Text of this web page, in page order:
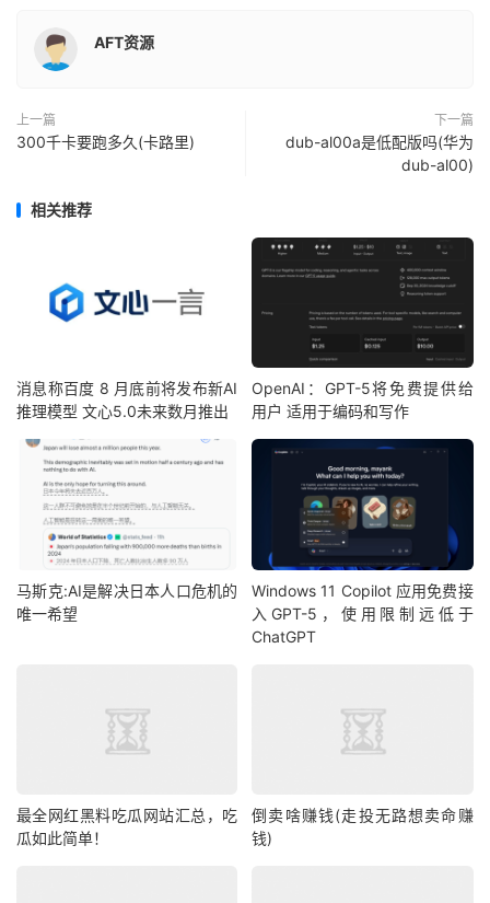
AFT资源
上一篇
300千卡要跑多久(卡路里)
下一篇
dub-al00a是低配版吗(华为
dub-al00)
相关推荐
消息称百度 8 月底前将发布新AI
推理模型 文心5.0未来数月推出
OpenAI：GPT-5将免费提供给
用户 适用于编码和写作
马斯克:AI是解决日本人口危机的
唯一希望
Windows 11 Copilot 应用免费接
入GPT-5，使用限制远低于
ChatGPT
最全网红黑料吃瓜网站汇总，吃
瓜如此简单！
倒卖啥赚钱(走投无路想卖命赚
钱)